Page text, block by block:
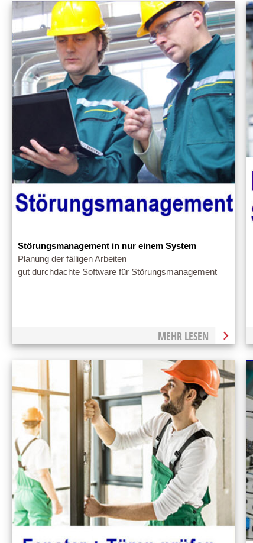
Störungsmanagement in nur einem System
Planung der fälligen Arbeiten
gut durchdachte Software für Störungsmanagement
MEHR LESEN